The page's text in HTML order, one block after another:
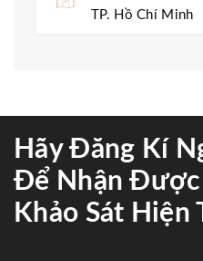
TP. Hồ Chí Minh
Hãy Đăng Kí
Để Nhận Được
Khảo Sát Hiện